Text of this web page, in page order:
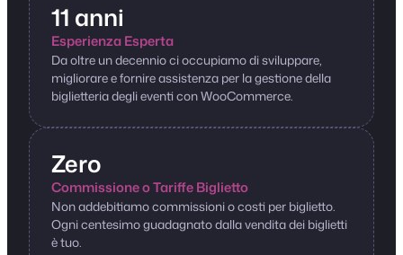
11 anni
Esperienza Esperta
Da oltre un decennio ci occupiamo di sviluppare,
migliorare e fornire assistenza per la gestione della
biglietteria degli eventi con WooCommerce.
Zero
Commissione o Tariffe Biglietto
Non addebitiamo commissioni o costi per biglietto.
Ogni centesimo guadagnato dalla vendita dei biglietti
è tuo.